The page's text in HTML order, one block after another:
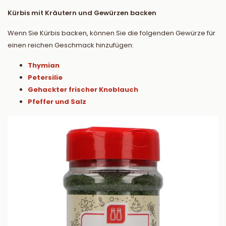
Kürbis mit Kräutern und Gewürzen backen
Wenn Sie Kürbis backen, können Sie die folgenden Gewürze für
einen reichen Geschmack hinzufügen:
Thymian
Petersilie
Gehackter frischer Knoblauch
Pfeffer und Salz